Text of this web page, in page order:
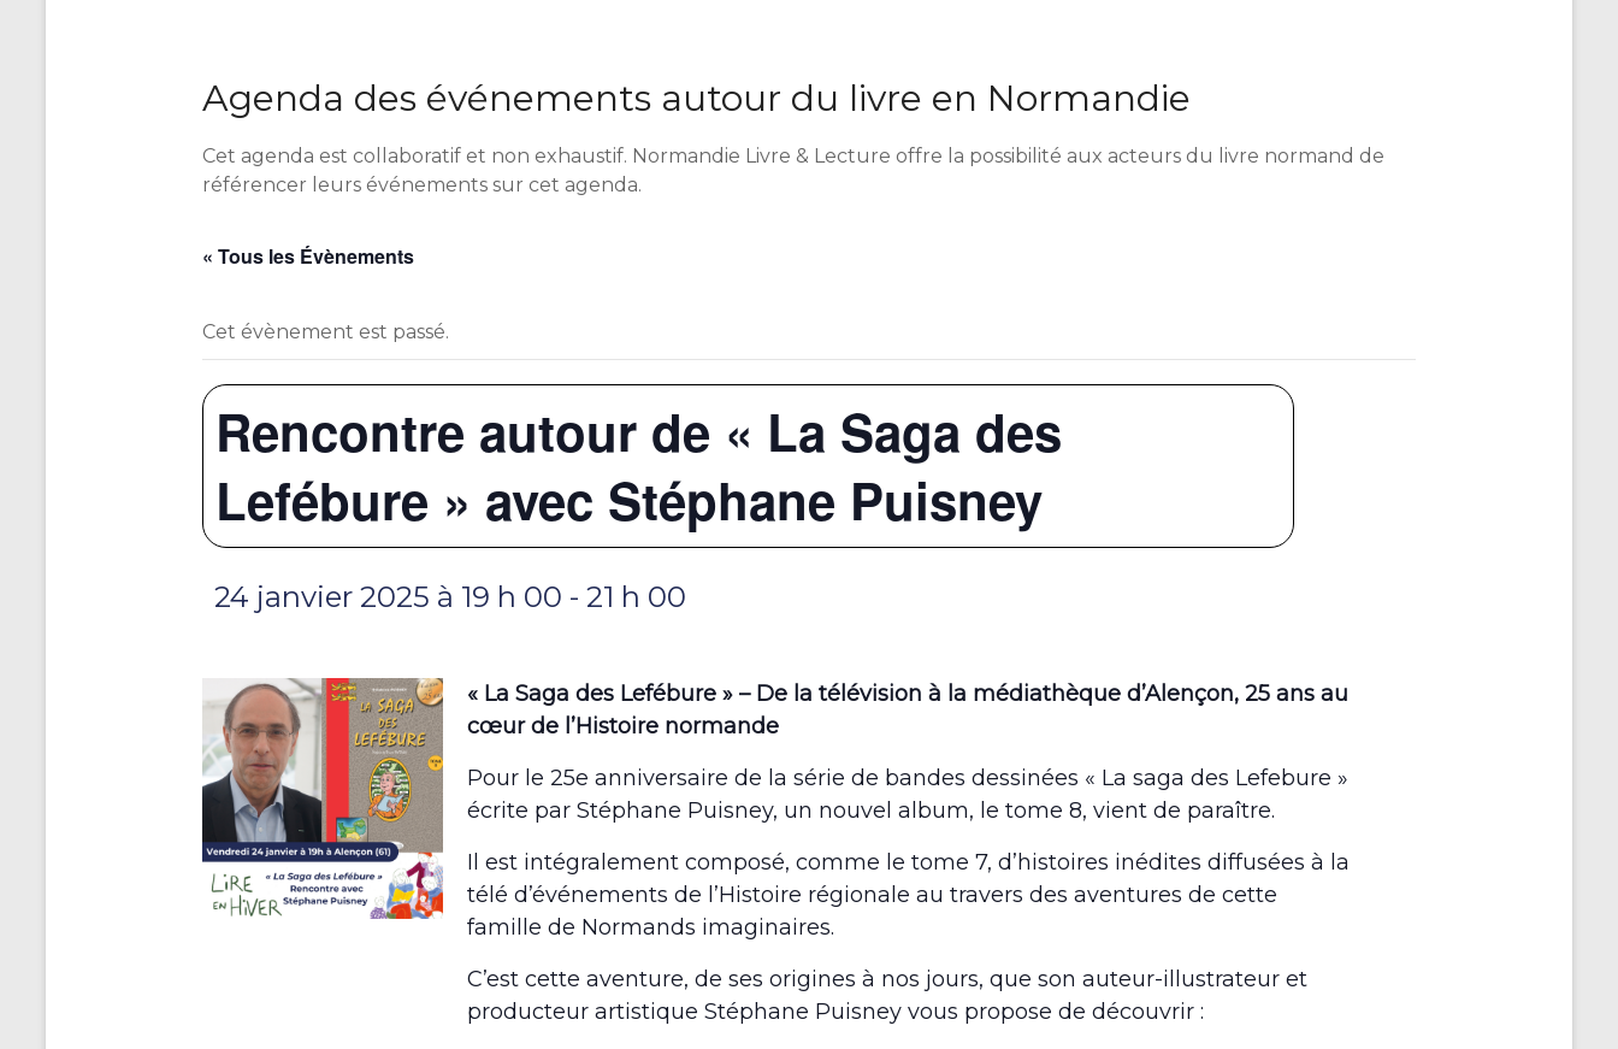
Agenda des événements autour du livre en Normandie
Cet agenda est collaboratif et non exhaustif. Normandie Livre & Lecture offre la possibilité aux acteurs du livre normand de
référencer leurs événements sur cet agenda.
« Tous les Évènements
Cet évènement est passé.
Rencontre autour de « La Saga des
Lefébure » avec Stéphane Puisney
24 janvier 2025 à 19 h 00 - 21 h 00
« La Saga des Lefébure » – De la télévision à la médiathèque d’Alençon, 25 ans au
cœur de l’Histoire normande
Pour le 25e anniversaire de la série de bandes dessinées « La saga des Lefebure »
écrite par Stéphane Puisney, un nouvel album, le tome 8, vient de paraître.
Il est intégralement composé, comme le tome 7, d’histoires inédites diffusées à la
télé d’événements de l’Histoire régionale au travers des aventures de cette
famille de Normands imaginaires.
C’est cette aventure, de ses origines à nos jours, que son auteur-illustrateur et
producteur artistique Stéphane Puisney vous propose de découvrir :